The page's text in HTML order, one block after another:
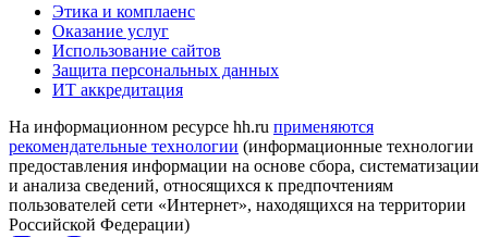
Этика и комплаенс
Оказание услуг
Использование сайтов
Защита персональных данных
ИТ аккредитация
На информационном ресурсе hh.ru применяются
рекомендательные технологии (информационные технологии
предоставления информации на основе сбора, систематизации
и анализа сведений, относящихся к предпочтениям
пользователей сети «Интернет», находящихся на территории
Российской Федерации)